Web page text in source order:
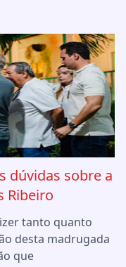
dúvidas sobre a
Ribeiro
tanto quanto
desta madrugada
que